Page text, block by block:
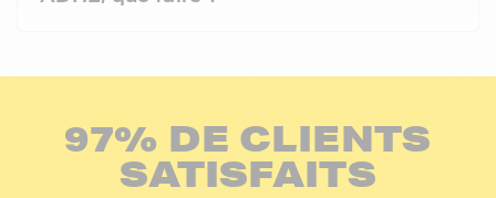
97% DE CLIENTS
SATISFAITS